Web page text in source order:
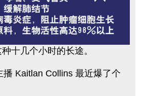
十几个小时的长途。
Kaitlan Collins 最近爆了个